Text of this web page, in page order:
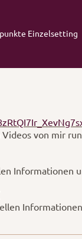
Einzelsetting
von mir
Informationen